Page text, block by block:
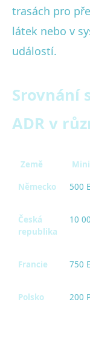
trasách pro
látek nebo v
událostí.
Srovnání
ADR v
Země
Německo 500
Česká
republika
10
Francie
750
Polsko
200